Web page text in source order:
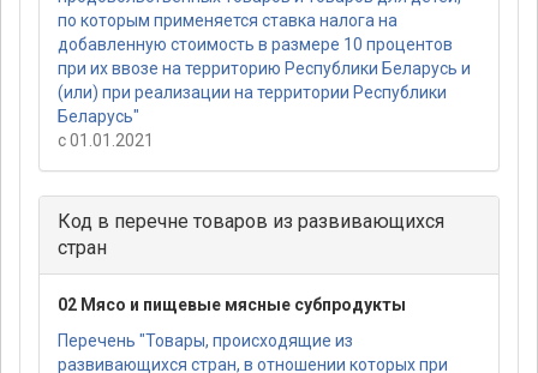
по которым применяется ставка налога на
добавленную стоимость в размере 10 процентов
при их ввозе на территорию Республики Беларусь и
(или) при реализации на территории Республики
Беларусь"
с 01.01.2021
Код в перечне товаров из развивающихся
стран
02 Мясо и пищевые мясные субпродукты
Перечень "Товары, происходящие из
развивающихся стран, в отношении которых при